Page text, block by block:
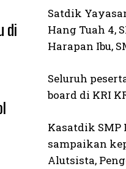
di
Satdik
Hang Tuah 4,
Harapan Ibu,
Seluruh
board di KRI
Kasatdik SMP
sampaikan
Alutsista,